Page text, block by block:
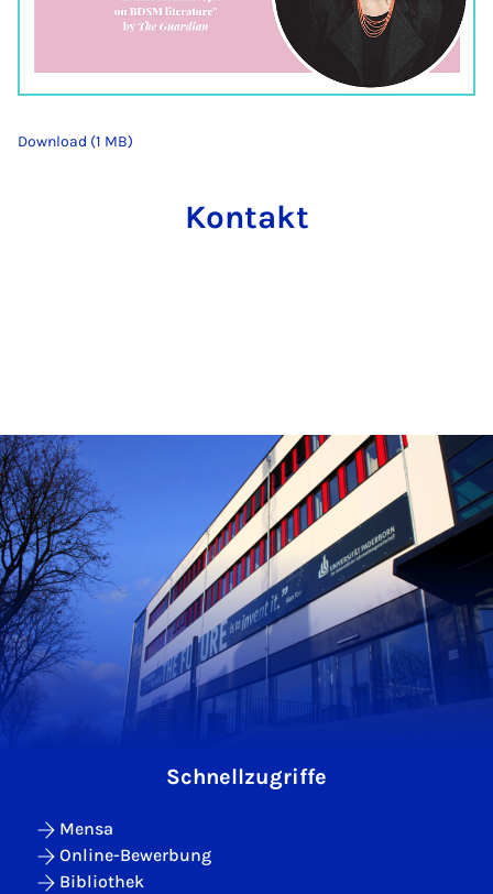
Download (1 MB)
Kontakt
Schnellzugriffe
Mensa
Online-Bewerbung
Bibliothek